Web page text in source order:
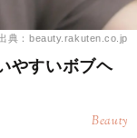
典：beauty.rakuten.co.jp
やすいボブヘ
Beauty